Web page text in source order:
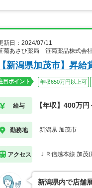
新日：2024/07/11
菊あさひ薬局 笹菊薬品株式会
【新潟県加茂市】昇
目ポイント 年収650万円以上可
給与 【年収】400万
勤務地 新潟県 加茂市
アクセス ＪＲ信越本線 加茂
新潟県内で店舗